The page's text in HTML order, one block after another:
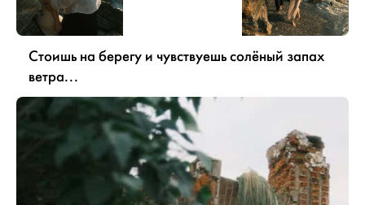
Стоишь на берегу и чувствуешь солёный запах
ветра...